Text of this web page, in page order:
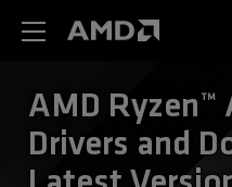
AMD Ryzen™
Drivers and